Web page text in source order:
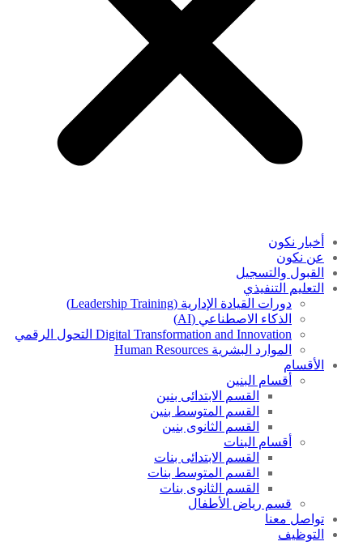
أخبار نكون
عن نكون
القبول والتسجيل
التعليم التنفيذي
دورات القيادة الإدارية (Leadership Training)
الذكاء الاصطناعي (AI)
Digital Transformation and Innovation التحول الرقمي
الموارد البشرية Human Resources
الأقسام
أقسام البنين
القسم الابتدائى بنين
القسم المتوسط بنين
القسم الثانوى بنين
أقسام البنات
القسم الابتدائى بنات
القسم المتوسط بنات
القسم الثانوى بنات
قسم رياض الأطفال
تواصل معنا
التوظيف